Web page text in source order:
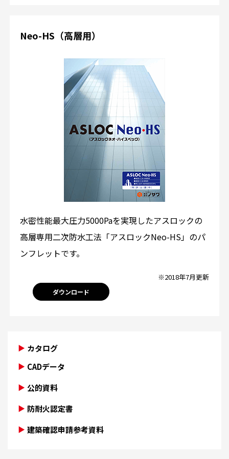
Neo-HS（高層用）
水密性能最大圧力5000Paを実現したアスロックの
高層専用二次防水工法「アスロックNeo-HS」のパ
ンフレットです。
※2018年7月更新
ダウンロード
カタログ
CADデータ
公的資料
防耐火認定書
建築確認申請参考資料